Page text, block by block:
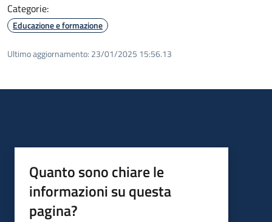
Categorie:
Educazione e formazione
Ultimo aggiornamento: 23/01/2025 15:56.13
Quanto sono chiare le
informazioni su questa
pagina?